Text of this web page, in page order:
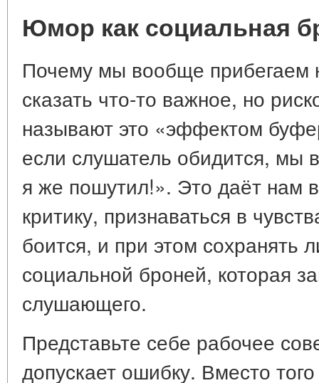
Юмор как социальная
Почему мы вообще прибегаем
сказать что-то важное, но
называют это «эффектом
если слушатель обидится, мы
я же пошутил!». Это даёт нам
критику, признаваться в
боится, и при этом сохранять
социальной броней, которая
слушающего.
Представьте себе рабочее
допускает ошибку. Вместо